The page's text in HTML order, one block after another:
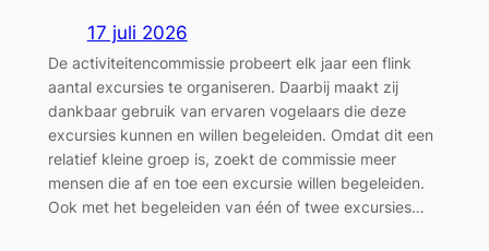
17 juli 2026
De activiteitencommissie probeert elk jaar een flink
aantal excursies te organiseren. Daarbij maakt zij
dankbaar gebruik van ervaren vogelaars die deze
excursies kunnen en willen begeleiden. Omdat dit een
relatief kleine groep is, zoekt de commissie meer
mensen die af en toe een excursie willen begeleiden.
Ook met het begeleiden van één of twee excursies…